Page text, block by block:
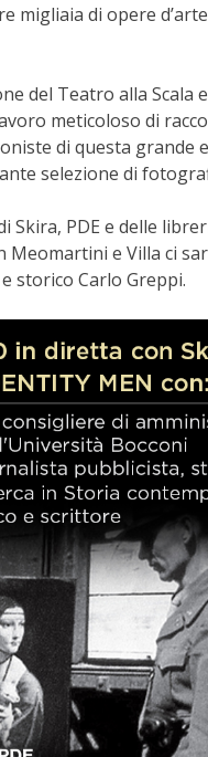
migliaia di opere
del Teatro alla Scala
meticoloso di
di questa grande
selezione di
PDE e delle
Meomartini e Villa ci
storico Carlo Greppi.